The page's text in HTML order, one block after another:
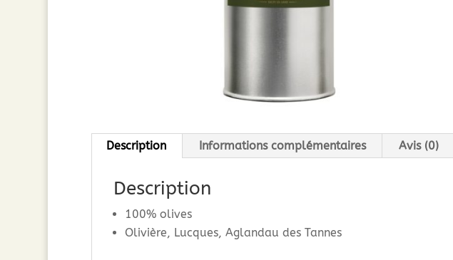
Description Informations complémentaires Avis (0)
Description
100% olives
Olivière, Lucques, Aglandau des Tannes